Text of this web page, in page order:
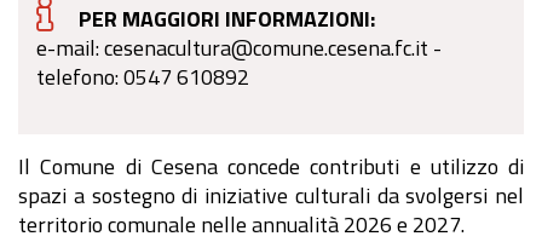
Il Comune di Cesena concede contributi e utilizzo di
spazi a sostegno di iniziative culturali da svolgersi nel
territorio comunale nelle annualità 2026 e 2027.
PER MAGGIORI INFORMAZIONI:
e-mail: cesenacultura@comune.cesena.fc.it -
telefono: 0547 610892